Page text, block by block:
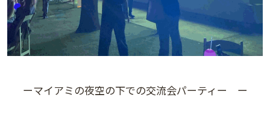
ーマイアミの夜空の下での交流会パーティー ー